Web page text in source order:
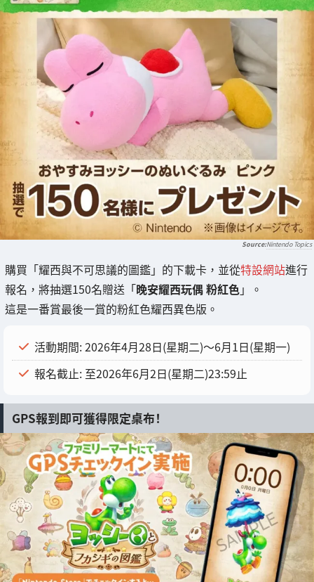
Nintendo Topics
購買「耀西與不可思議的圖鑑」的下載卡，並從特設網站進行
報名，將抽選150名贈送「晚安耀西玩偶 粉紅色」。
這是一番賞最後一賞的粉紅色耀西異色版。
活動期間: 2026年4月28日(星期二)〜6月1日(星期一)
報名截止: 至2026年6月2日(星期二)23:59止
GPS報到即可獲得限定桌布！